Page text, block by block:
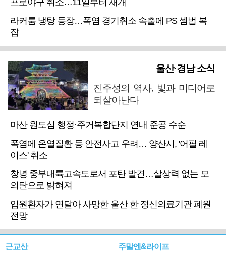
프로야구 취소…11일부터 재개
라커룸 냉탕 등장…폭염 경기취소 속출에 PS 셈법 복
잡
울산·경남 소식
진주성의 역사, 빛과 미디어로
되살아난다
마산 원도심 행정·주거복합단지 연내 준공 수순
폭염에 온열질환 등 안전사고 우려… 양산시, '어필 레
이스' 취소
창녕 중부내륙고속도로서 포탄 발견…살상력 없는 모
의탄으로 밝혀져
입원환자가 연달아 사망한 울산 한 정신의료기관 폐원
전망
근교산 주말엔&라이프